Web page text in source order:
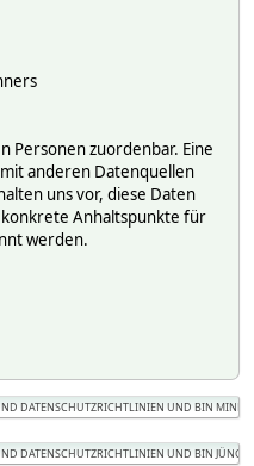
Personen zuordenbar. Eine
anderen Datenquellen
uns vor, diese Daten
Anhaltspunkte für
werden.